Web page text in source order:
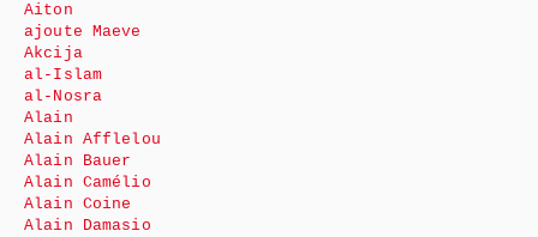
Aiton
ajoute Maeve
Akcija
al-Islam
al-Nosra
Alain
Alain Afflelou
Alain Bauer
Alain Camélio
Alain Coine
Alain Damasio